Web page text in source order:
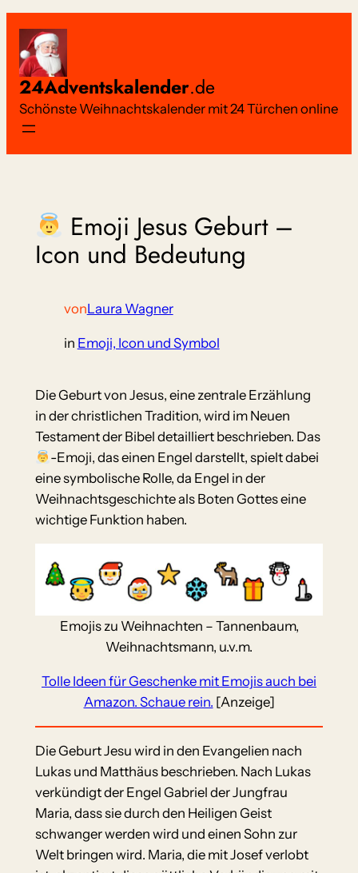
Inhalt
springen
24Adventskalender.de
Schönste Weihnachtskalender mit 24 Türchen online
Emoji Jesus Geburt –
Icon und Bedeutung
vonLaura Wagner
in Emoji, Icon und Symbol
Die Geburt von Jesus, eine zentrale Erzählung
in der christlichen Tradition, wird im Neuen
Testament der Bibel detailliert beschrieben. Das
-Emoji, das einen Engel darstellt, spielt dabei
eine symbolische Rolle, da Engel in der
Weihnachtsgeschichte als Boten Gottes eine
wichtige Funktion haben.
Emojis zu Weihnachten – Tannenbaum,
Weihnachtsmann, u.v.m.
Tolle Ideen für Geschenke mit Emojis auch bei
Amazon. Schaue rein. [Anzeige]
Die Geburt Jesu wird in den Evangelien nach
Lukas und Matthäus beschrieben. Nach Lukas
verkündigt der Engel Gabriel der Jungfrau
Maria, dass sie durch den Heiligen Geist
schwanger werden wird und einen Sohn zur
Welt bringen wird. Maria, die mit Josef verlobt